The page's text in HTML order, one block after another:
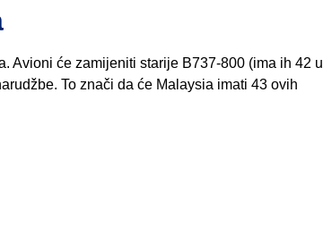
Avioni će zamijeniti starije B737-800 (ima ih 42 u
To znači da će Malaysia imati 43 ovih